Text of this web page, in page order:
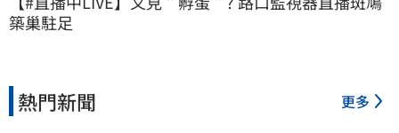
築巢駐足
熱門新聞 更多